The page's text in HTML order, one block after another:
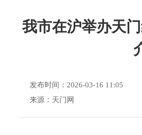
我市在沪举办天
发布时间：2026-03-16 11:05
来源：天门网